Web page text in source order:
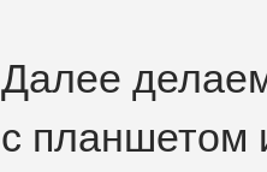
Далее
с планшетом